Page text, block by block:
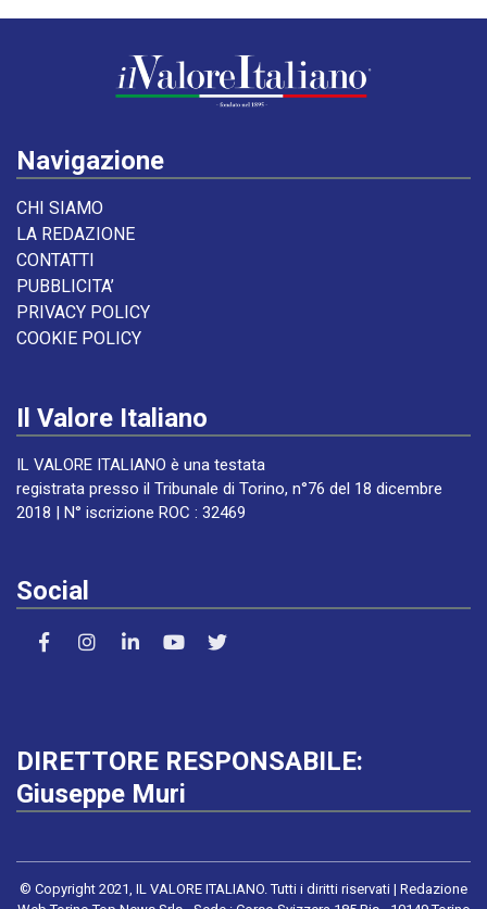
Navigazione
CHI SIAMO
LA REDAZIONE
CONTATTI
PUBBLICITA’
PRIVACY POLICY
COOKIE POLICY
Il Valore Italiano
IL VALORE ITALIANO è una testata
registrata presso il Tribunale di Torino, n°76 del 18 dicembre
2018 | N° iscrizione ROC : 32469
Social
DIRETTORE RESPONSABILE:
Giuseppe Muri
© Copyright 2021, IL VALORE ITALIANO. Tutti i diritti riservati | Redazione